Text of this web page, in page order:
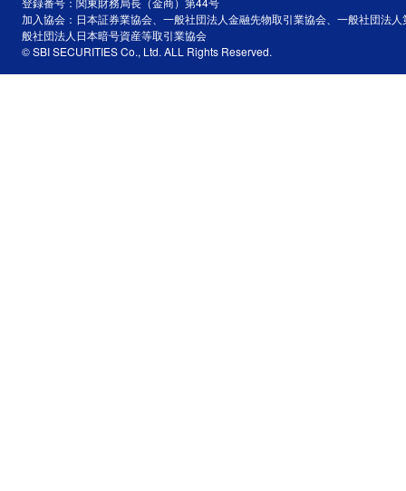
加入協会：日本証券業協会、一般社団法人金融先物取引業協会、一般社団法
般社団法人日本暗号資産等取引業協会
© SBI SECURITIES Co., Ltd. ALL Rights Reserved.